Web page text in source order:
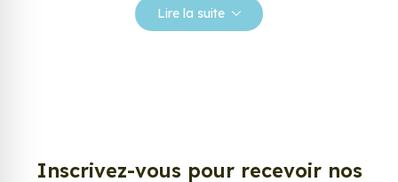
Nos stickers sont spécialement conçus pour
répondre à vos attentes, laissez vous inspirer parmi
Chilli Pepper (Couleur), aussi connus sous le nom
Lire la suite
Inscrivez-vous pour recevoir nos